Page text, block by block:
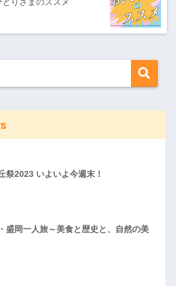
りさまのススメ
祭2023 いよいよ今週末！
盛岡一人旅～美食と歴史と、自然の美